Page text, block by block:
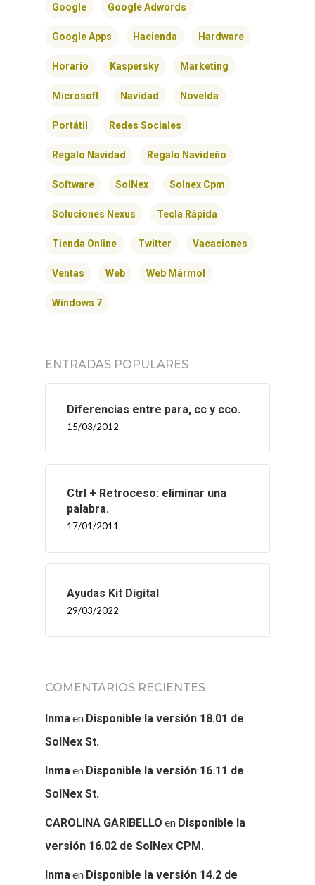
Google Google Adwords
Google Apps Hacienda Hardware
Horario Kaspersky Marketing
Microsoft Navidad Novelda
Portátil Redes Sociales
Regalo Navidad Regalo Navideño
Software SolNex Solnex Cpm
Soluciones Nexus Tecla Rápida
Tienda Online Twitter Vacaciones
Ventas Web Web Mármol
Windows 7
ENTRADAS POPULARES
Diferencias entre para, cc y cco.
15/03/2012
Ctrl + Retroceso: eliminar una
palabra.
17/01/2011
Ayudas Kit Digital
29/03/2022
COMENTARIOS RECIENTES
Inmaen Disponible la versión 18.01 de
SolNex St.
Inmaen Disponible la versión 16.11 de
SolNex St.
CAROLINA GARIBELLO en Disponible la
versión 16.02 de SolNex CPM.
Inmaen Disponible la versión 14.2 de